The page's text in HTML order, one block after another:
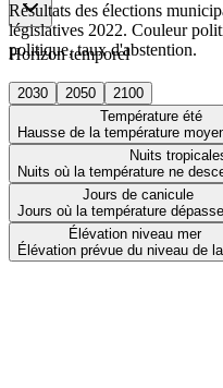
Horizon temporel
2030 2050
2100
Température été
Hausse de la température
Nuits
Nuits où la température ne
Jours de canicule
Jours où la température
Élévation niveau mer
Élévation prévue du niveau de
Résultats des élections
législatives 2022. Couleur
politique, taux d'abstention.